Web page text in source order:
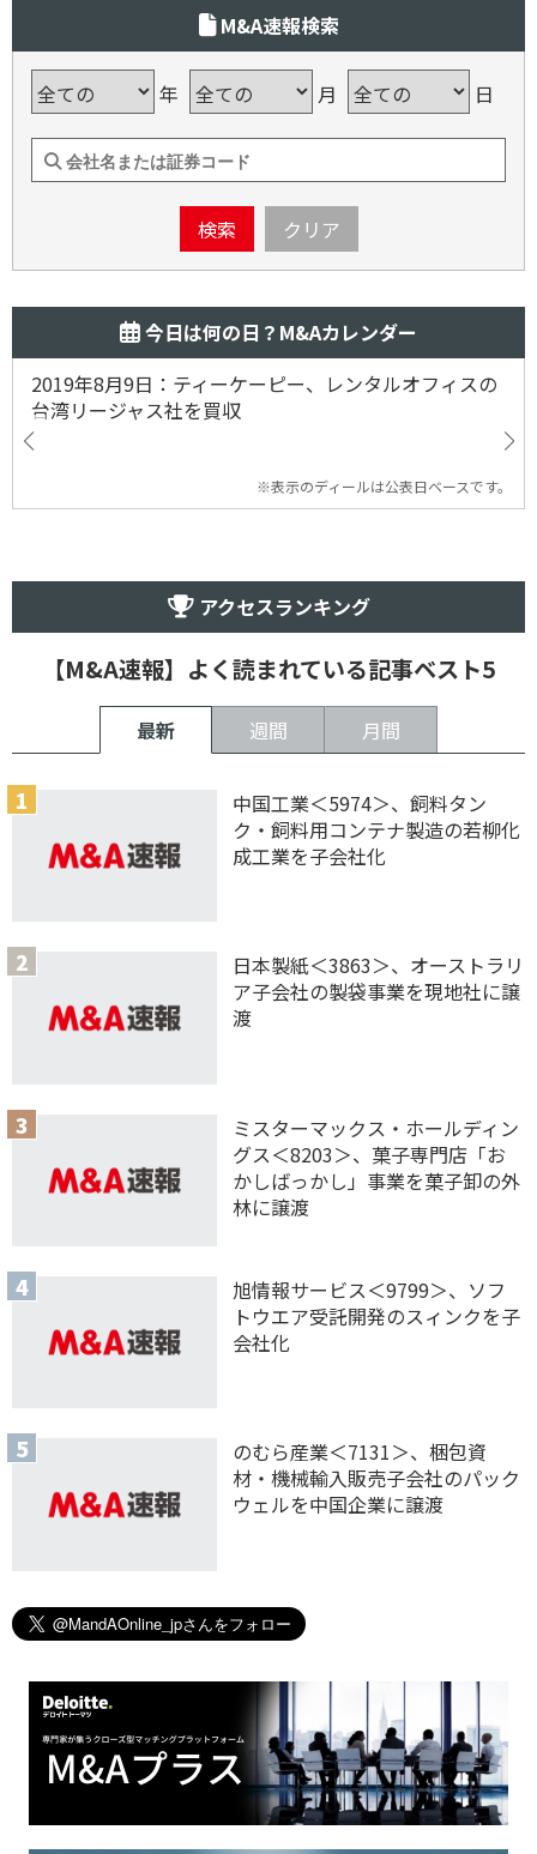
M&A速報検索
年 月 日
検索 クリア
今日は何の日？M&Aカレンダー
2019年8月9日：ティーケーピー、レンタルオフィスの
台湾リージャス社を買収
※表示のディールは公表日ベースです。
アクセスランキング
【M&A速報】よく読まれている記事ベスト5
最新 週間 月間
中国工業＜5974＞、飼料タン
ク・飼料用コンテナ製造の若柳化
成工業を子会社化
日本製紙＜3863＞、オーストラリ
ア子会社の製袋事業を現地社に譲
渡
ミスターマックス・ホールディン
グス＜8203＞、菓子専門店「お
かしばっかし」事業を菓子卸の外
林に譲渡
旭情報サービス＜9799＞、ソフ
トウエア受託開発のスィンクを子
会社化
のむら産業＜7131＞、梱包資
材・機械輸入販売子会社のパック
ウェルを中国企業に譲渡